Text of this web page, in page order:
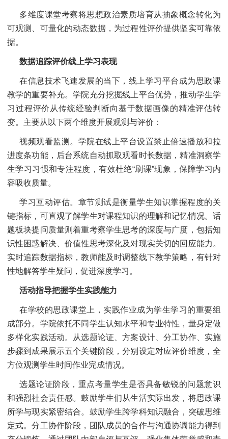
多维度课堂考察将思想政治素质培育从抽象概念转化为
可观测、可量化的动态数据，为过程性评价提供坚实可靠依
据。
数据追踪评价线上学习表现
在信息技术飞速发展的当下，线上学习平台成为思政课
教学的重要补充。学院充分挖掘线上平台优势，推动学生学
习过程评价从传统经验判断向基于数据画像的精准评估转
变。主要从以下两个维度开展观测与评价：
视频观看监测。学院在线上平台设置禁止倍速播放和拉
进度条功能，后台系统自动抓取观看时长数据，精准洞察学
生学习习惯和专注程度，有效杜绝“刷课”现象，保障学习内
容吸收质量。
学习互动评估。章节测试是衡量学生知识掌握程度的关
键指标，可直观了解学生对课程知识的理解和记忆情况。话
题板块提问质量则着重考察学生思考的深度与广度，包括知
识性困惑解决、价值性思考深化及对现实关切的回应能力。
实时追踪数据指标，教师能及时调整线下教学策略，有针对
性地解答学生疑问，促进深度学习。
活动指导把握学生实践能力
在学校的思政课堂上，实践作业成为学生学习的重要组
成部分。学院依托不同学生认知水平和专业特性，量身定做
多样化实践活动。从选题论证、方案设计、分工协作、实施
步骤到成果展示五个关键阶段，分别设定对应评价维度，全
方位观测学生时间作业完成情况。
选题论证阶段，重点考量学生是否具备敏锐的问题意识
和强烈社会责任感。鼓励学生们从生活实际出发，将思政课
所学与现实紧密结合。鼓励学生跨学科知识融合，突破思维
定式。分工协作阶段，团队成员的合作与沟通协调能力得到